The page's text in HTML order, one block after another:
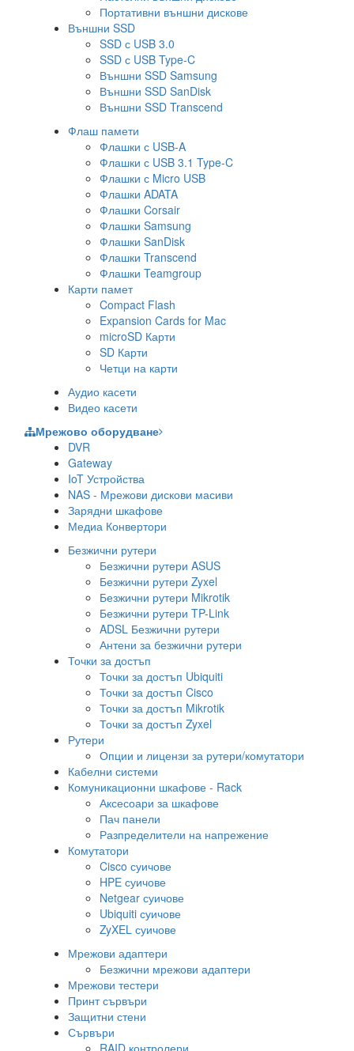
Портативни външни дискове
Външни SSD
SSD с USB 3.0
SSD с USB Type-C
Външни SSD Samsung
Външни SSD SanDisk
Външни SSD Transcend
Флаш памети
Флашки с USB-A
Флашки с USB 3.1 Type-C
Флашки с Micro USB
Флашки ADATA
Флашки Corsair
Флашки Samsung
Флашки SanDisk
Флашки Transcend
Флашки Teamgroup
Карти памет
Compact Flash
Expansion Cards for Mac
microSD Карти
SD Карти
Четци на карти
Аудио касети
Видео касети
Мрежово оборудване
DVR
Gateway
IoT Устройства
NAS - Мрежови дискови масиви
Зарядни шкафове
Медиа Конвертори
Безжични рутери
Безжични рутери ASUS
Безжични рутери Zyxel
Безжични рутери Mikrotik
Безжични рутери TP-Link
ADSL Безжични рутери
Антени за безжични рутери
Точки за достъп
Точки за достъп Ubiquiti
Точки за достъп Cisco
Точки за достъп Mikrotik
Точки за достъп Zyxel
Рутери
Опции и лицензи за рутери/комутатори
Кабелни системи
Комуникационни шкафове - Rack
Аксесоари за шкафове
Пач панели
Разпределители на напрежение
Комутатори
Cisco суичове
HPE суичове
Netgear суичове
Ubiquiti суичове
ZyXEL суичове
Мрежови адаптери
Безжични мрежови адаптери
Мрежови тестери
Принт сървъри
Защитни стени
Сървъри
RAID контролери